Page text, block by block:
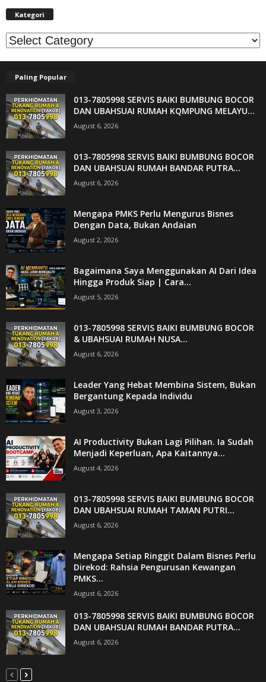
Kategori
Kategori
Paling Popular
013-7805998 SERVIS BAIKI BUMBUNG BOCOR
DAN UBAHSUAI RUMAH KQMPUNG MELAYU...
August 6, 2026
013-7805998 SERVIS BAIKI BUMBUNG BOCOR
DAN UBAHSUAI RUMAH BANDAR PUTRA...
August 6, 2026
Mengapa PMKS Perlu Mengurus Bisnes
Dengan Data, Bukan Andaian
August 2, 2026
Bagaimana Saya Menggunakan AI Dari Idea
Hingga Produk Siap | Cara...
August 5, 2026
013-7805998 SERVIS BAIKI BUMBUNG BOCOR
& UBAHSUAI RUMAH NUSA...
August 6, 2026
Leader Yang Hebat Membina Sistem, Bukan
Bergantung Kepada Individu
August 3, 2026
AI Productivity Bukan Lagi Pilihan. Ia Sudah
Menjadi Keperluan, Apa Kaitannya...
August 4, 2026
013-7805998 SERVIS BAIKI BUMBUNG BOCOR
DAN UBAHSUAI RUMAH TAMAN PUTRI...
August 6, 2026
Mengapa Setiap Ringgit Dalam Bisnes Perlu
Direkod: Rahsia Pengurusan Kewangan
PMKS...
August 6, 2026
013-7805998 SERVIS BAIKI BUMBUNG BOCOR
DAN UBAHSUAI RUMAH BANDAR PUTRA...
August 6, 2026